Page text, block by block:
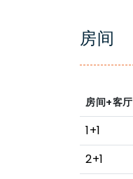
房间
房间+客厅
1+1
2+1